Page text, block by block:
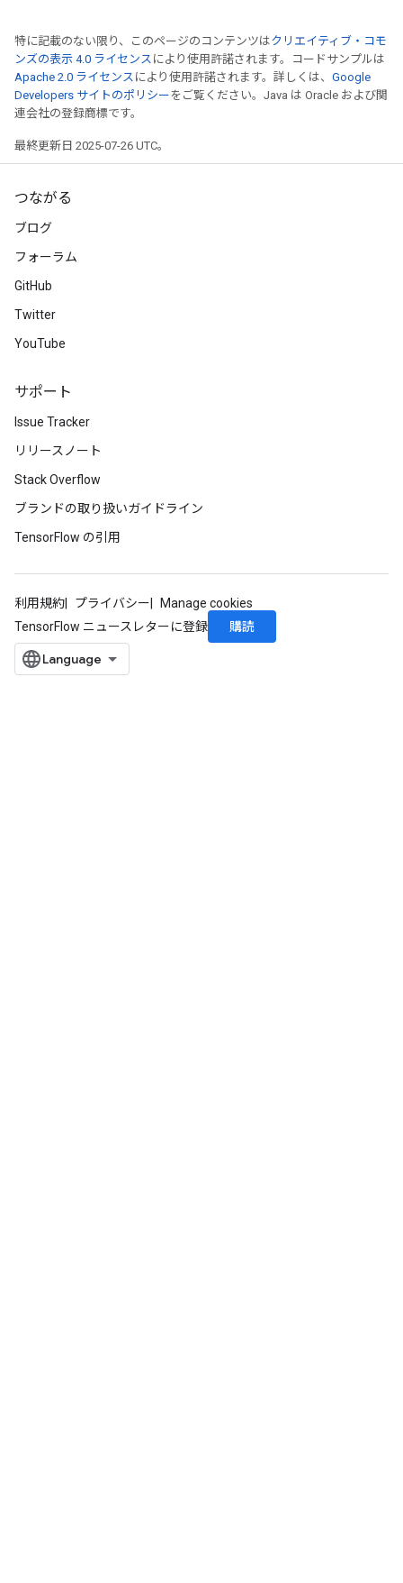
特に記載のない限り、このページのコンテンツはクリエイティブ・コモ
ンズの表示 4.0 ライセンス により使用許諾されます。コードサンプルは
Apache 2.0 ライセンス により使用許諾されます。詳しくは、 Google
Developers サイトのポリシー をご覧ください。Java は Oracle および関
連会社の登録商標です。
最終更新日 2025-07-26 UTC。
つながる
ブログ
フォーラム
GitHub
Twitter
YouTube
サポート
Issue Tracker
リリースノート
Stack Overflow
ブランドの取り扱いガイドライン
TensorFlow の引用
利用規約 プライバシー
Manage cookies
TensorFlow ニュースレターに登録
購読